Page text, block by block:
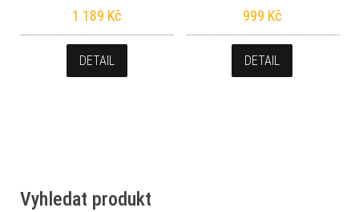
1 189 Kč
DETAIL
999 Kč
DETAIL
Vyhledat produkt